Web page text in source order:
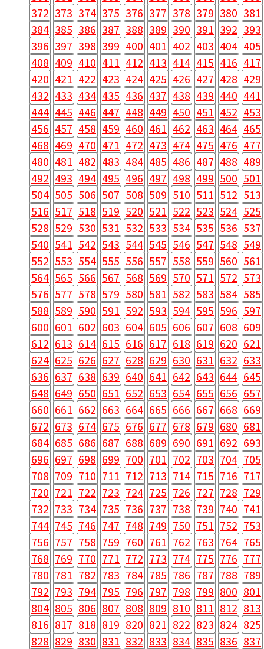
372 373 374 375 376 377 378 379 380 381
384 385 386 387 388 389 390 391 392 393
396 397 398 399 400 401 402 403 404 405
408 409 410 411 412 413 414 415 416 417
420 421 422 423 424 425 426 427 428 429
432 433 434 435 436 437 438 439 440 441
444 445 446 447 448 449 450 451 452 453
456 457 458 459 460 461 462 463 464 465
468 469 470 471 472 473 474 475 476 477
480 481 482 483 484 485 486 487 488 489
492 493 494 495 496 497 498 499 500 501
504 505 506 507 508 509 510 511 512 513
516 517 518 519 520 521 522 523 524 525
528 529 530 531 532 533 534 535 536 537
540 541 542 543 544 545 546 547 548 549
552 553 554 555 556 557 558 559 560 561
564 565 566 567 568 569 570 571 572 573
576 577 578 579 580 581 582 583 584 585
588 589 590 591 592 593 594 595 596 597
600 601 602 603 604 605 606 607 608 609
612 613 614 615 616 617 618 619 620 621
624 625 626 627 628 629 630 631 632 633
636 637 638 639 640 641 642 643 644 645
648 649 650 651 652 653 654 655 656 657
660 661 662 663 664 665 666 667 668 669
672 673 674 675 676 677 678 679 680 681
684 685 686 687 688 689 690 691 692 693
696 697 698 699 700 701 702 703 704 705
708 709 710 711 712 713 714 715 716 717
720 721 722 723 724 725 726 727 728 729
732 733 734 735 736 737 738 739 740 741
744 745 746 747 748 749 750 751 752 753
756 757 758 759 760 761 762 763 764 765
768 769 770 771 772 773 774 775 776 777
780 781 782 783 784 785 786 787 788 789
792 793 794 795 796 797 798 799 800 801
804 805 806 807 808 809 810 811 812 813
816 817 818 819 820 821 822 823 824 825
828 829 830 831 832 833 834 835 836 837